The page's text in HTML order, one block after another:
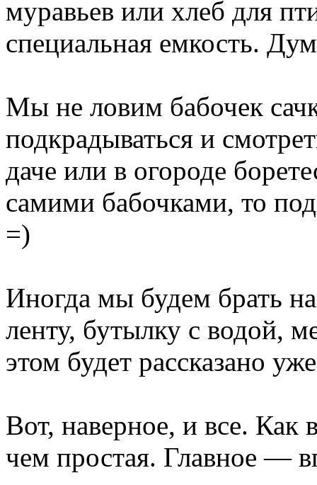
муравьев или хлеб для
специальная емкость.
Мы не ловим бабочек
подкрадываться и
даче или в огороде
самими бабочками, то
=)
Иногда мы будем брать
ленту, бутылку с водой,
этом будет рассказано
Вот, наверное, и все. Как
чем простая. Главное —